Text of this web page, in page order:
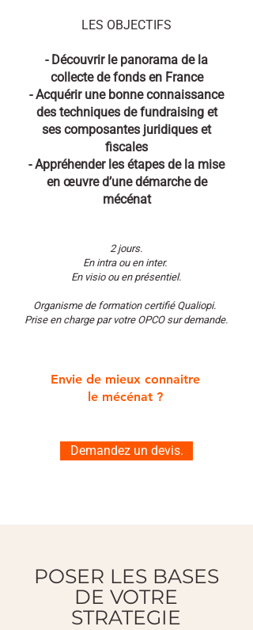
LES OBJECTIFS
- Découvrir le panorama de la
collecte de fonds en France
- Acquérir une bonne connaissance
des techniques de fundraising et
ses composantes juridiques et
fiscales
- Appréhender les étapes de la mise
en œuvre d’une démarche de
mécénat
2 jours.
En intra ou en inter.
En visio ou en présentiel.
Organisme de formation certifié Qualiopi.
Prise en charge par votre OPCO sur demande.
Envie de mieux connaitre
le mécénat ?
Demandez un devis.
POSER LES BASES
DE VOTRE
STRATEGIE